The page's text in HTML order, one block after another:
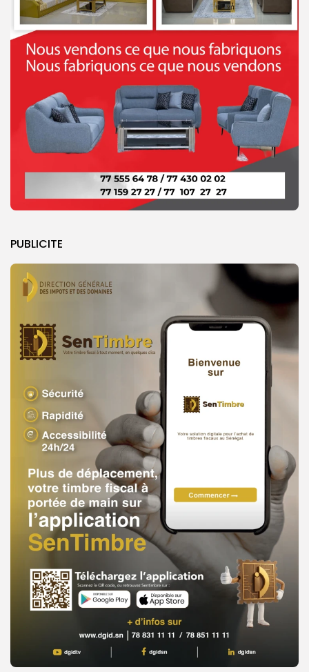
PUBLICITE